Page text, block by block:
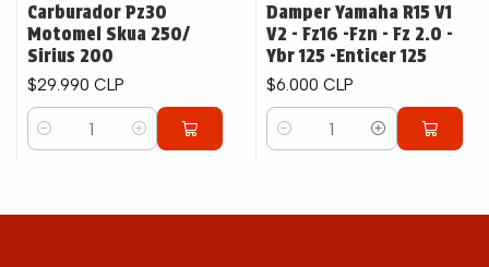
Carburador Pz30
Motomel Skua 250/
Sirius 200
$29.990 CLP
Cantidad
Damper Yamaha R15 V1
V2 - Fz16 -Fzn - Fz 2.0 -
Ybr 125 -Enticer 125
$6.000 CLP
Cantidad